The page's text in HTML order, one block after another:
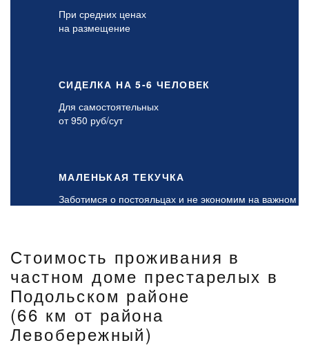
При средних ценах
на размещение
СИДЕЛКА НА 5-6 ЧЕЛОВЕК
Для самостоятельных
от 950 руб/сут
МАЛЕНЬКАЯ ТЕКУЧКА
Заботимся о постояльцах и не экономим на важном
Стоимость проживания в
частном доме престарелых в
Подольском районе
(66 км от района
Левобережный)